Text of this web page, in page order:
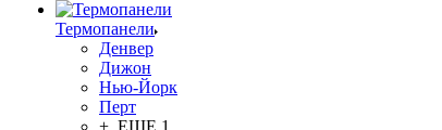
Термопанели
Денвер
Дижон
Нью-Йорк
Перт
+ ЕЩЕ 1